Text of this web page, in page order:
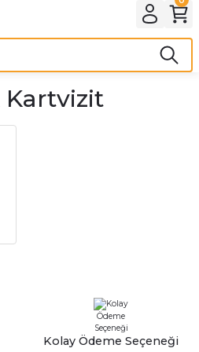
Kartvizit
Kolay Ödeme Seçeneği